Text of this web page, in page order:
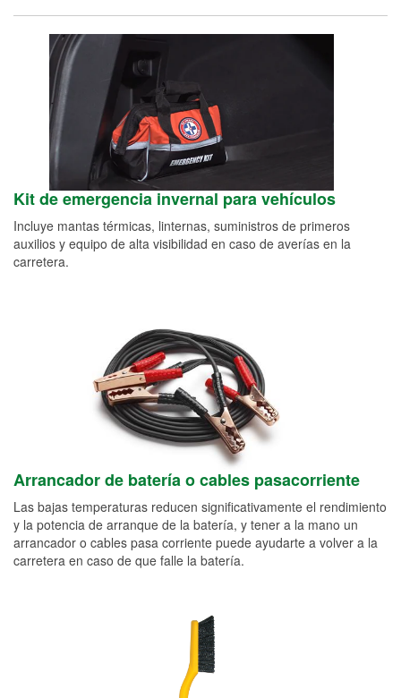
Kit de emergencia invernal para vehículos
Incluye mantas térmicas, linternas, suministros de primeros
auxilios y equipo de alta visibilidad en caso de averías en la
carretera.
Arrancador de batería o cables pasacorriente
Las bajas temperaturas reducen significativamente el rendimiento
y la potencia de arranque de la batería, y tener a la mano un
arrancador o cables pasa corriente puede ayudarte a volver a la
carretera en caso de que falle la batería.